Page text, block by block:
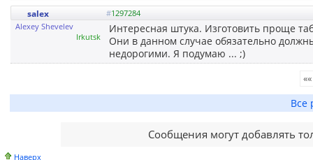
salex #1297284
Alexey Shevelev
Irkutsk
Интересная штука. Изготовить проще
Они в данном случае обязательно
недорогими. Я подумаю ... ;)
««
Все
Сообщения могут добавлять
Наверх